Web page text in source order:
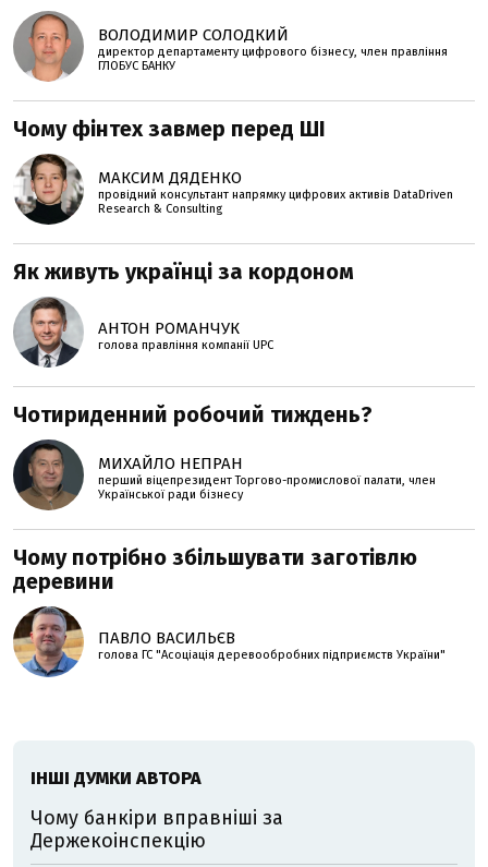
ВОЛОДИМИР СОЛОДКИЙ
директор департаменту цифрового бізнесу, член правління
ГЛОБУС БАНКУ
Чому фінтех завмер перед ШІ
МАКСИМ ДЯДЕНКО
провідний консультант напрямку цифрових активів DataDriven
Research & Consulting
Як живуть українці за кордоном
АНТОН РОМАНЧУК
голова правління компанії UPC
Чотириденний робочий тиждень?
МИХАЙЛО НЕПРАН
перший віцепрезидент Торгово-промислової палати, член
Української ради бізнесу
Чому потрібно збільшувати заготівлю
деревини
ПАВЛО ВАСИЛЬЄВ
голова ГС "Асоціація деревообробних підприємств України"
ІНШІ ДУМКИ АВТОРА
Чому банкіри вправніші за
Держекоінспекцію